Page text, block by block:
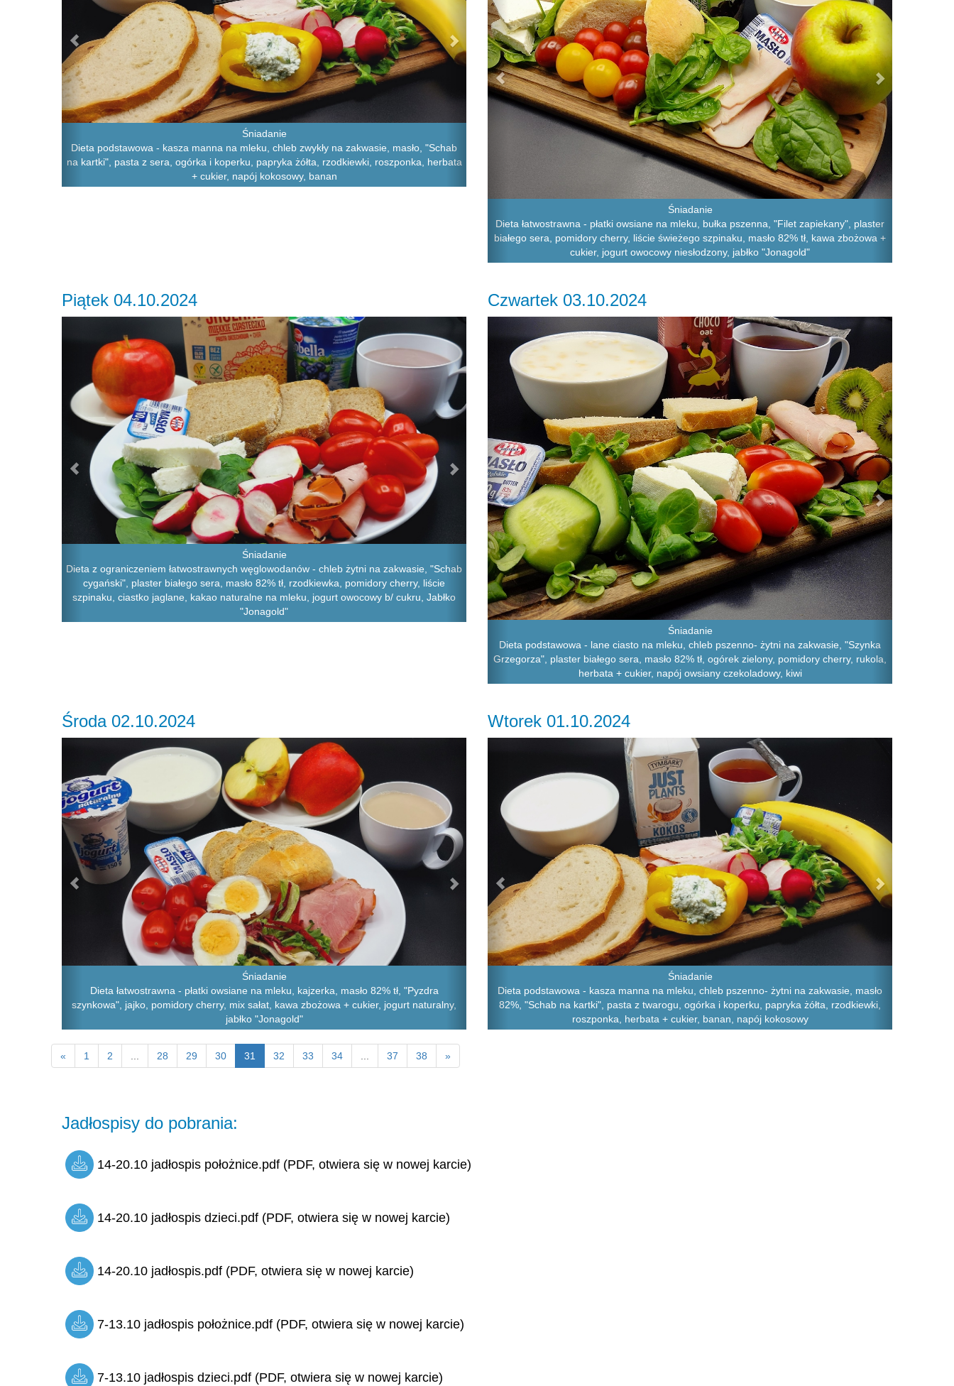
Śniadanie
Dieta podstawowa - kasza manna na mleku, chleb zwykły na zakwasie, masło, "Schab
na kartki", pasta z sera, ogórka i koperku, papryka żółta, rzodkiewki, roszponka, herbata
+ cukier, napój kokosowy, banan
Śniadanie
Dieta łatwostrawna - płatki owsiane na mleku, bułka pszenna, "Filet zapiekany", plaster
białego sera, pomidory cherry, liście świeżego szpinaku, masło 82% tł, kawa zbożowa +
cukier, jogurt owocowy niesłodzony, jabłko "Jonagold"
Piątek 04.10.2024
Śniadanie
Dieta z ograniczeniem łatwostrawnych węglowodanów - chleb żytni na zakwasie, "Schab
cygański", plaster białego sera, masło 82% tł, rzodkiewka, pomidory cherry, liście
szpinaku, ciastko jaglane, kakao naturalne na mleku, jogurt owocowy b/ cukru, Jabłko
"Jonagold"
Czwartek 03.10.2024
Śniadanie
Dieta podstawowa - lane ciasto na mleku, chleb pszenno- żytni na zakwasie, "Szynka
Grzegorza", plaster białego sera, masło 82% tł, ogórek zielony, pomidory cherry, rukola,
herbata + cukier, napój owsiany czekoladowy, kiwi
Środa 02.10.2024
Śniadanie
Dieta łatwostrawna - płatki owsiane na mleku, kajzerka, masło 82% tł, "Pyzdra
szynkowa", jajko, pomidory cherry, mix sałat, kawa zbożowa + cukier, jogurt naturalny,
jabłko "Jonagold"
Wtorek 01.10.2024
Śniadanie
Dieta podstawowa - kasza manna na mleku, chleb pszenno- żytni na zakwasie, masło
82%, "Schab na kartki", pasta z twarogu, ogórka i koperku, papryka żółta, rzodkiewki,
roszponka, herbata + cukier, banan, napój kokosowy
« 1 2 28 29 30 31 32 33 34 37 38 »
Jadłospisy do pobrania:
14-20.10 jadłospis położnice.pdf (PDF, otwiera się w nowej karcie)
14-20.10 jadłospis dzieci.pdf (PDF, otwiera się w nowej karcie)
14-20.10 jadłospis.pdf (PDF, otwiera się w nowej karcie)
7-13.10 jadłospis położnice.pdf (PDF, otwiera się w nowej karcie)
7-13.10 jadłospis dzieci.pdf (PDF, otwiera się w nowej karcie)